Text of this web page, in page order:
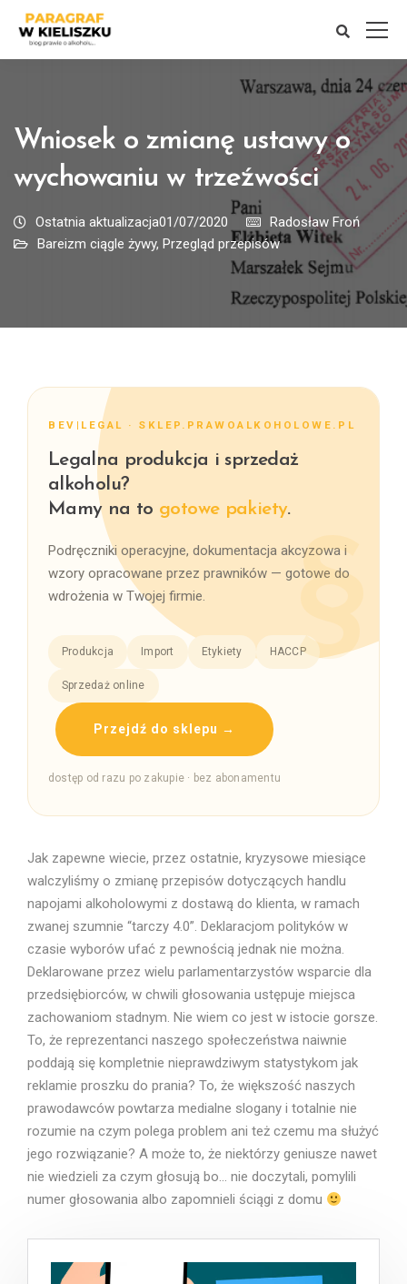
Wniosek o zmianę ustawy o
wychowaniu w trzeźwości
Ostatnia aktualizacja01/07/2020
Radosław Froń
Bareizm ciągle żywy, Przegląd przepisów
BEV|LEGAL · SKLEP.PRAWOALKOHOLOWE.PL
Legalna produkcja i sprzedaż
alkoholu?
Mamy na to gotowe pakiety.
Podręczniki operacyjne, dokumentacja akcyzowa i
wzory opracowane przez prawników — gotowe do
wdrożenia w Twojej firmie.
Produkcja Import Etykiety HACCP
Sprzedaż online
Przejdź do sklepu →
dostęp od razu po zakupie · bez abonamentu
Jak zapewne wiecie, przez ostatnie, kryzysowe miesiące
walczyliśmy o zmianę przepisów dotyczących handlu
napojami alkoholowymi z dostawą do klienta, w ramach
zwanej szumnie “tarczy 4.0”. Deklaracjom polityków w
czasie wyborów ufać z pewnością jednak nie można.
Deklarowane przez wielu parlamentarzystów wsparcie dla
przedsiębiorców, w chwili głosowania ustępuje miejsca
zachowaniom stadnym. Nie wiem co jest w istocie gorsze.
To, że reprezentanci naszego społeczeństwa naiwnie
poddają się kompletnie nieprawdziwym statystykom jak
reklamie proszku do prania? To, że większość naszych
prawodawców powtarza medialne slogany i totalnie nie
rozumie na czym polega problem ani też czemu ma służyć
jego rozwiązanie? A może to, że niektórzy geniusze nawet
nie wiedzieli za czym głosują bo… nie doczytali, pomylili
numer głosowania albo zapomnieli ściągi z domu